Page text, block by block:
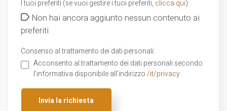
I tuoi preferiti (se vuoi gestire i tuoi preferiti, clicca qui):
Non hai ancora aggiunto nessun contenuto ai
preferiti
Consenso al trattamento dei dati personali:
Acconsento al trattamento dei dati personali secondo
l'informativa disponibile all'indirizzo /it/privacy
Invia la richiesta